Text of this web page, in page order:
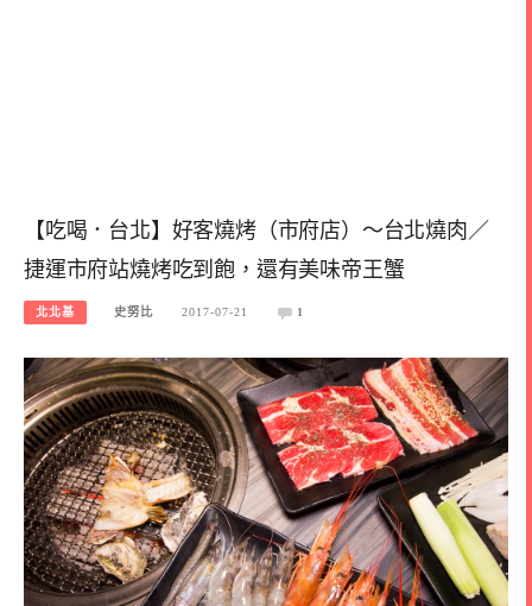
【吃喝．台北】好客燒烤（市府店）～台北燒肉／
捷運市府站燒烤吃到飽，還有美味帝王蟹
北北基 史努比 2017-07-21 1